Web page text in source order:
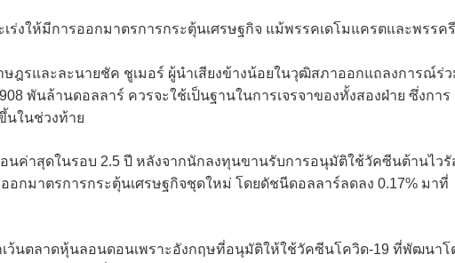
ร่งให้มีการออกมาตรการกระตุ้นเศรษฐกิจ แม้พรรคเดโมแครตและพรรครี
ฎรและละนายชัค ชูเมอร์ ผู้นำเสียงข้างน้อยในวุฒิสภาออกแถลงการณ์ร่
พันล้านดอลลาร์ ควรจะใช้เป็นฐานในการเจรจาของทั้งสองฝ่าย ซึ่งการ
นในช่วงท้าย
นค่าสุดในรอบ 2.5 ปี หลังจากนักลงทุนขานรับการอนุมัติใช้วัคซีนต้านไวรั
กมาตรการกระตุ้นเศรษฐกิจชุดใหม่ โดยดัชนีดอลลาร์ลดลง 0.17% มาที่
ว้นตลาดหุ้นลอนดอนเพราะอังกฤษที่อนุมัติให้ใช้วัคซีนโควิด-19 ที่พัฒนาโ